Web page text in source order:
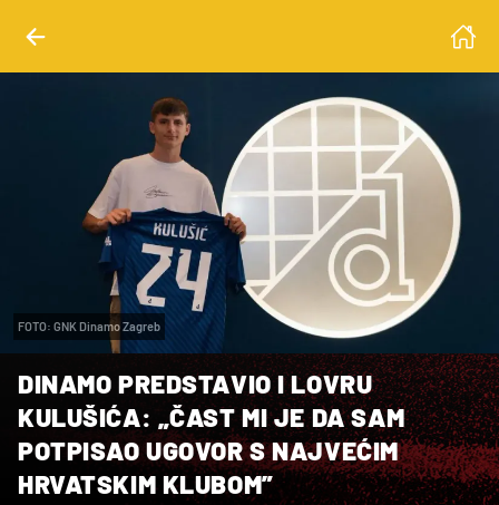
FOTO: GNK Dinamo Zagreb
DINAMO PREDSTAVIO I LOVRU
KULUŠIĆA: „ČAST MI JE DA SAM
POTPISAO UGOVOR S NAJVEĆIM
HRVATSKIM KLUBOM”